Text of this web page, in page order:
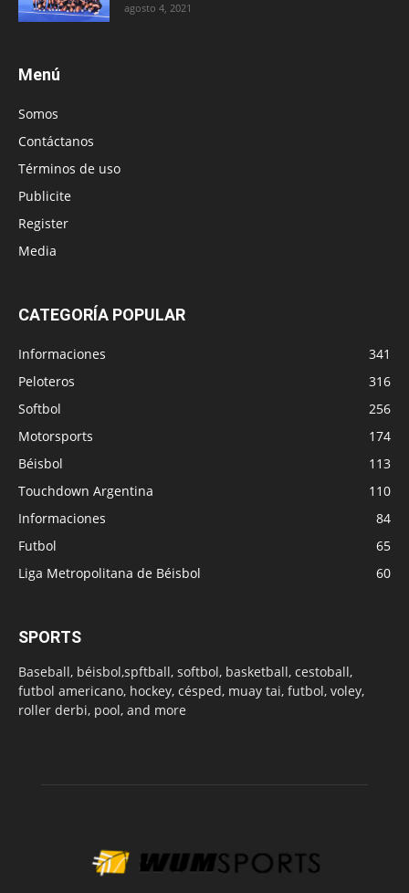
agosto 4, 2021
Menú
Somos
Contáctanos
Términos de uso
Publicite
Register
Media
CATEGORÍA POPULAR
Informaciones
341
Peloteros
316
Softbol
256
Motorsports
174
Béisbol
113
Touchdown Argentina
110
Informaciones
84
Futbol
65
Liga Metropolitana de Béisbol
60
SPORTS
Baseball, béisbol,spftball, softbol, basketball, cestoball,
futbol americano, hockey, césped, muay tai, futbol, voley,
roller derbi, pool, and more